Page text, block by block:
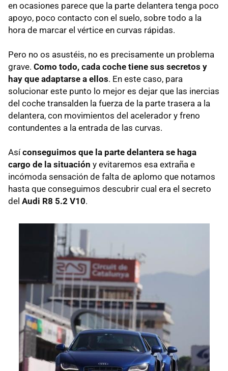
en ocasiones parece que la parte delantera tenga poco
apoyo, poco contacto con el suelo, sobre todo a la
hora de marcar el vértice en curvas rápidas.
Pero no os asustéis, no es precisamente un problema
grave. Como todo, cada coche tiene sus secretos y
hay que adaptarse a ellos. En este caso, para
solucionar este punto lo mejor es dejar que las inercias
del coche transalden la fuerza de la parte trasera a la
delantera, con movimientos del acelerador y freno
contundentes a la entrada de las curvas.
Asíconseguimos que la parte delantera se haga
cargo de la situación y evitaremos esa extraña e
incómoda sensación de falta de aplomo que notamos
hasta que conseguimos descubrir cual era el secreto
del Audi R8 5.2 V10.